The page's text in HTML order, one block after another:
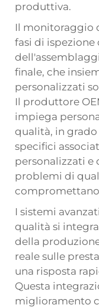
produttiva.
Il monitoraggio
fasi di
finale, che
personalizzati
Il produttore
impiega
qualità, in
specifici
personalizzati e
problemi di
I sistemi
qualità si
della
reale sulle
una risposta
Questa
miglioramento